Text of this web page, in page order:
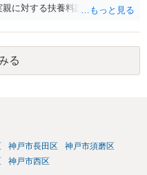
に対する扶養料請求として法
費は実子の進学費用の趣旨も
学について貴殿が了解したわ
こうした場合には、支払を拒ん
強制される可能性は低いとい
る
神戸市長田区
神戸市須磨区
神戸市西区